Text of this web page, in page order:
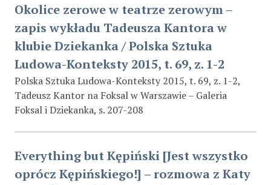
Okolice zerowe w teatrze zerowym –
zapis wykładu Tadeusza Kantora w
klubie Dziekanka / Polska Sztuka
Ludowa-Konteksty 2015, t. 69, z. 1-2
Polska Sztuka Ludowa-Konteksty 2015, t. 69, z. 1-2,
Tadeusz Kantor na Foksal w Warszawie – Galeria
Foksal i Dziekanka, s. 207-208
Everything but Kępiński [Jest wszystko
oprócz Kępińskiego!] – rozmowa z Katy